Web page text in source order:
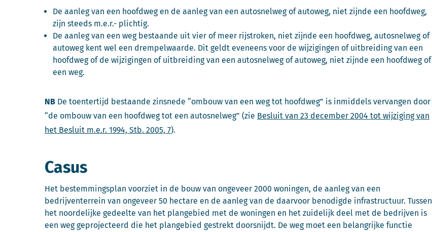
De aanleg van een hoofdweg en de aanleg van een autosnelweg of autoweg, niet zijnde een hoofdweg,
zijn steeds m.e.r.- plichtig.
De aanleg van een weg bestaande uit vier of meer rijstroken, niet zijnde een hoofdweg, autosnelweg of
autoweg kent wel een drempelwaarde. Dit geldt eveneens voor de wijzigingen of uitbreiding van een
hoofdweg of de wijzigingen of uitbreiding van een autosnelweg of autoweg, niet zijnde een hoofdweg of
een weg.
NB De toentertijd bestaande zinsnede “ombouw van een weg tot hoofdweg” is inmiddels vervangen door
“de ombouw van een hoofdweg tot een autosnelweg” (zie Besluit van 23 december 2004 tot wijziging van
het Besluit m.e.r. 1994, Stb. 2005, 7).
Casus
Het bestemmingsplan voorziet in de bouw van ongeveer 2000 woningen, de aanleg van een
bedrijventerrein van ongeveer 50 hectare en de aanleg van de daarvoor benodigde infrastructuur. Tussen
het noordelijke gedeelte van het plangebied met de woningen en het zuidelijk deel met de bedrijven is
een weg geprojecteerd die het plangebied gestrekt doorsnijdt. De weg moet een belangrijke functie